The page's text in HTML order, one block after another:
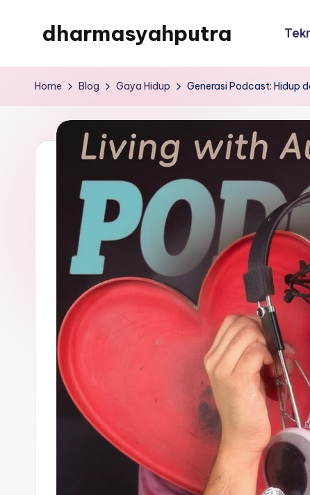
dharmasyahputra
Home Blog Gaya Hidup Generasi Podcast: Hidup